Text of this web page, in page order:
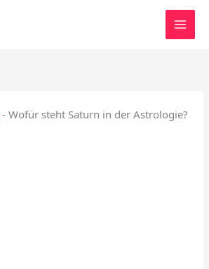
-Wofür steht Saturn in der Astrologie?